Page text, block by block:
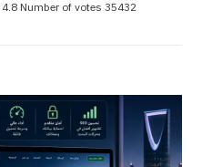
4.8 Number of votes35432